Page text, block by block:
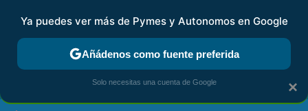
FISCALIDAD Y CONTABILIDAD KIT DIGITAL RENTA
×
Ya puedes ver más de Pymes y Autonomos en Google
Añádenos como fuente preferida
Solo necesitas una cuenta de Google